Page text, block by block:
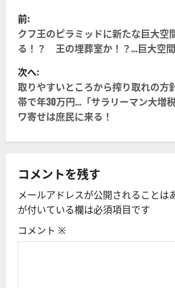
投
稿
ナ
ビ
ゲ
ー
シ
ョ
ン
前:
クフ王のピラミッドに新たな巨大空
る！？ 王の埋葬室か！？…巨大空間
次へ:
取りやすいところから搾り取れの
帯で年30万円…「サラリーマン大増
ワ寄せは庶民に来る！
コメントを残す
メールアドレスが公開されることは
が付いている欄は必須項目です
コメント ※